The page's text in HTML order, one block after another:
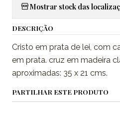
Mostrar stock das
DESCRIÇÃO
Cristo em prata de lei, com
em prata. cruz em madeira
aproximadas: 35 x 21 cms.
PARTILHAR ESTE PRODUTO